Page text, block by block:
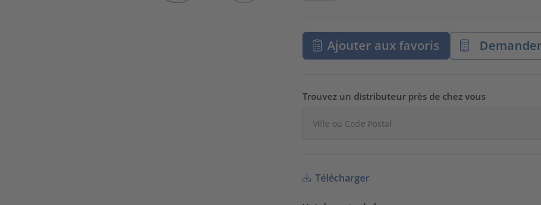
Ajouter aux favoris
Trouvez un distributeur près de chez vous
Télécharger